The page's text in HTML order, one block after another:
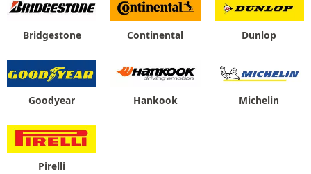
Bridgestone Continental Dunlop
Goodyear Hankook Michelin
Pirelli